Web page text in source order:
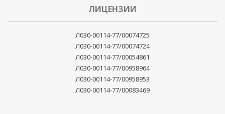
ЛИЦЕНЗИИ
Л030-00114-77/00074725
Л030-00114-77/00074724
Л030-00114-77/00054861
Л030-00114-77/00958964
Л030-00114-77/00958953
Л030-00114-77/00083469